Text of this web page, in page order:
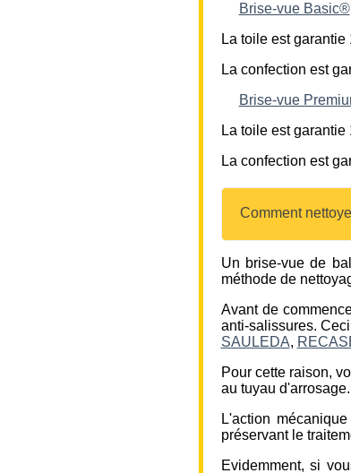
Brise-vue Basic®
La toile est garantie
La confection est
Brise-vue
La toile est garantie
La confection est
Comment
Un brise-vue de
méthode de
Avant de
anti-salissures.
SAULEDA,
Pour cette raison,
au tuyau d'arrosage.
L'action
préservant le
Evidemment, si